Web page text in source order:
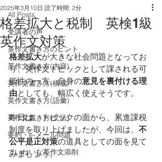
All Posts
受講者の声
英作文書き方のヒント
英作文書き方(内容)
英作文書き方(構成)
英作文書き方(語彙)
英作文書き方(文法)
要約・e-メール問題
ていねいな英作文添削
格差拡大と税制 英検1級
英作文対策
2025年3月10日 読了時間: 2分
格差拡大が大きな社会問題となってお
り、英作文トピックとして課される可
能性の一方、自身の意見を裏付ける理
由としても、幅広く使えそうです。
昨日は、トピックの面から、累進課税
制度を取り上げましたが、今回は、 不
公平是正対策の道具としての面を見て
みましょう。